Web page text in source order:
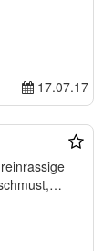
17.07.17